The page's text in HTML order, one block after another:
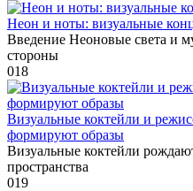
Неон и ноты: визуальные
Введение Неоновые света и
стороны
018
Визуальные коктейли и
формируют образы
Визуальные коктейли
пространства
019